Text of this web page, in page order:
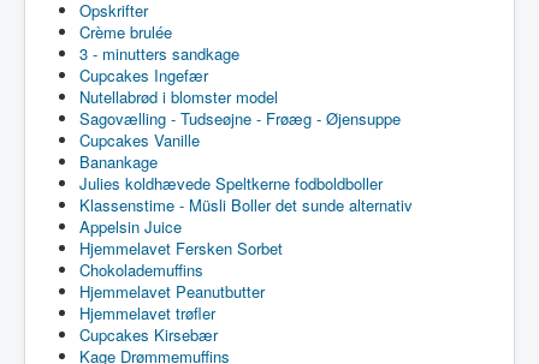
Opskrifter
Crème brulée
3 - minutters sandkage
Cupcakes Ingefær
Nutellabrød i blomster model
Sagovælling - Tudseøjne - Frøæg - Øjensuppe
Cupcakes Vanille
Banankage
Julies koldhævede Speltkerne fodboldboller
Klassenstime - Müsli Boller det sunde alternativ
Appelsin Juice
Hjemmelavet Fersken Sorbet
Chokolademuffins
Hjemmelavet Peanutbutter
Hjemmelavet trøfler
Cupcakes Kirsebær
Kage Drømmemuffins